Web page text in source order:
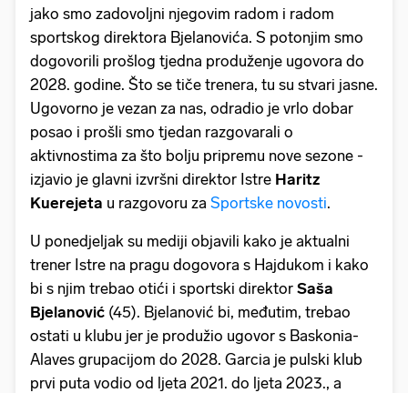
jako smo zadovoljni njegovim radom i radom
sportskog direktora Bjelanovića. S potonjim smo
dogovorili prošlog tjedna produženje ugovora do
2028. godine. Što se tiče trenera, tu su stvari jasne.
Ugovorno je vezan za nas, odradio je vrlo dobar
posao i prošli smo tjedan razgovarali o
aktivnostima za što bolju pripremu nove sezone -
izjavio je glavni izvršni direktor Istre Haritz
Kuerejeta u razgovoru za Sportske novosti.
U ponedjeljak su mediji objavili kako je aktualni
trener Istre na pragu dogovora s Hajdukom i kako
bi s njim trebao otići i sportski direktor Saša
Bjelanović (45). Bjelanović bi, međutim, trebao
ostati u klubu jer je produžio ugovor s Baskonia-
Alaves grupacijom do 2028. Garcia je pulski klub
prvi puta vodio od ljeta 2021. do ljeta 2023., a